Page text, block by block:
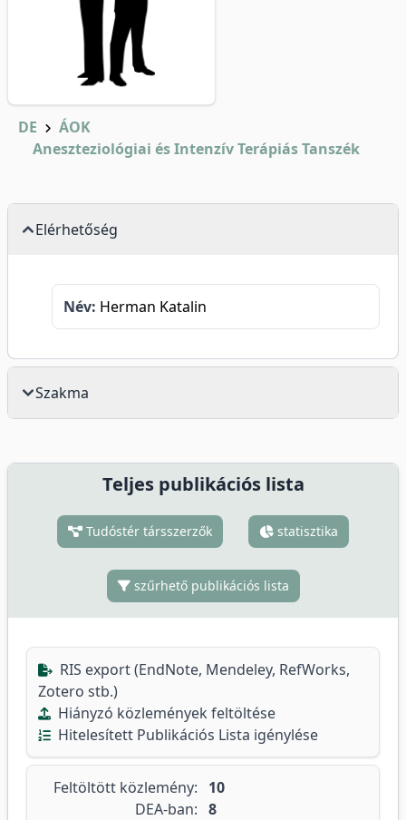
DE
ÁOK
Aneszteziológiai és Intenzív Terápiás Tanszék
Elérhetőség
Név: Herman Katalin
Szakma
Teljes publikációs lista
Tudóstér társszerzők statisztika
szűrhető publikációs lista
RIS export (EndNote, Mendeley, RefWorks,
Zotero stb.)
Hiányzó közlemények feltöltése
Hitelesített Publikációs Lista igénylése
Feltöltött közlemény:
10
DEA-ban: 8